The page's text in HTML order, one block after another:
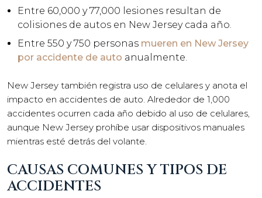
Entre 60,000 y 77,000 lesiones resultan de
colisiones de autos en New Jersey cada año.
Entre 550 y 750 personas mueren en New Jersey
por accidente de auto anualmente.
New Jersey también registra uso de celulares y anota el
impacto en accidentes de auto. Alrededor de 1,000
accidentes ocurren cada año debido al uso de celulares,
aunque New Jersey prohíbe usar dispositivos manuales
mientras esté detrás del volante.
CAUSAS COMUNES Y TIPOS DE
ACCIDENTES